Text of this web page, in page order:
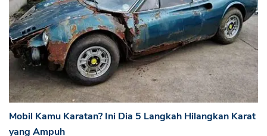
Mobil Kamu Karatan? Ini Dia 5 Langkah Hilangkan Karat
yang Ampuh